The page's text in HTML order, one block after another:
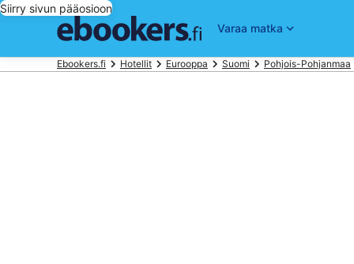
Siirry sivun pääosioon
Varaa matka
Ebookers.fi Hotellit Eurooppa Suomi Pohjois-Pohjanmaa